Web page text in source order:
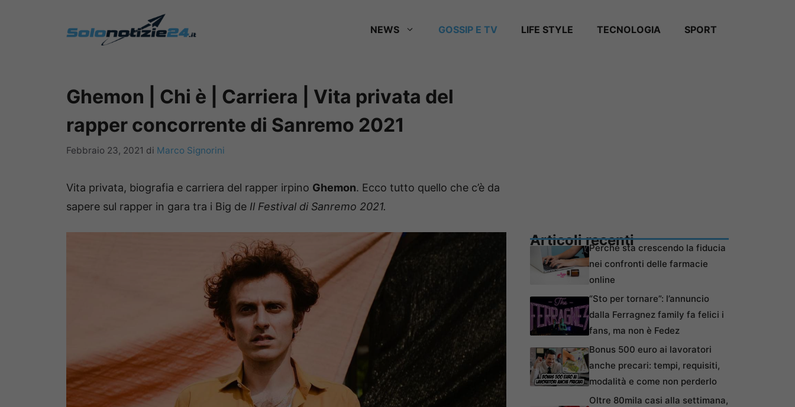
NEWS GOSSIP E TV LIFE STYLE TECNOLOGIA SPORT
Ghemon | Chi è | Carriera | Vita privata del
rapper concorrente di Sanremo 2021
Febbraio 23, 2021 di Marco Signorini
Vita privata, biografia e carriera del rapper irpino Ghemon. Ecco tutto quello che c’è da
sapere sul rapper in gara tra i Big de Il Festival di Sanremo 2021.
Articoli recentiPerché sta crescendo la fiducia
nei confronti delle farmacie
online
“Sto per tornare”: l’annuncio
dalla Ferragnez family fa felici i
fans, ma non è Fedez
Bonus 500 euro ai lavoratori
anche precari: tempi, requisiti,
modalità e come non perderlo
Oltre 80mila casi alla settimana,